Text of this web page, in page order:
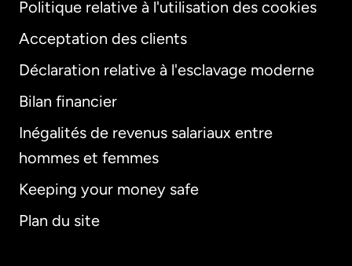
Politique relative à l'utilisation des cookies
Acceptation des clients
Déclaration relative à l'esclavage moderne
Bilan financier
Inégalités de revenus salariaux entre
hommes et femmes
Keeping your money safe
Plan du site
International
Allemagne